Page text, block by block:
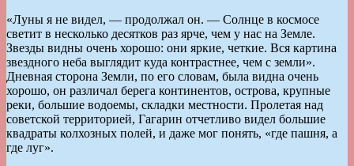
«Луны я не видел, — продолжал он. — Солнце в космосе
светит в несколько десятков раз ярче, чем у нас на Земле.
Звезды видны очень хорошо: они яркие, четкие. Вся картина
звездного неба выглядит куда контрастнее, чем с земли».
Дневная сторона Земли, по его словам, была видна очень
хорошо, он различал берега континентов, острова, крупные
реки, большие водоемы, складки местности. Пролетая над
советской территорией, Гагарин отчетливо видел большие
квадраты колхозных полей, и даже мог понять, «где пашня, а
где луг».